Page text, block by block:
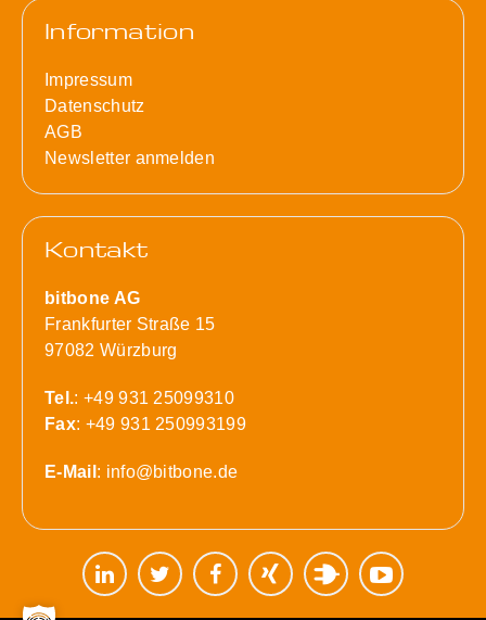
Information
Impressum
Datenschutz
AGB
Newsletter anmelden
Kontakt
bitbone AG
Frankfurter Straße 15
97082 Würzburg
Tel.: +49 931 25099310
Fax: +49 931 250993199
E-Mail : info@bitbone.de